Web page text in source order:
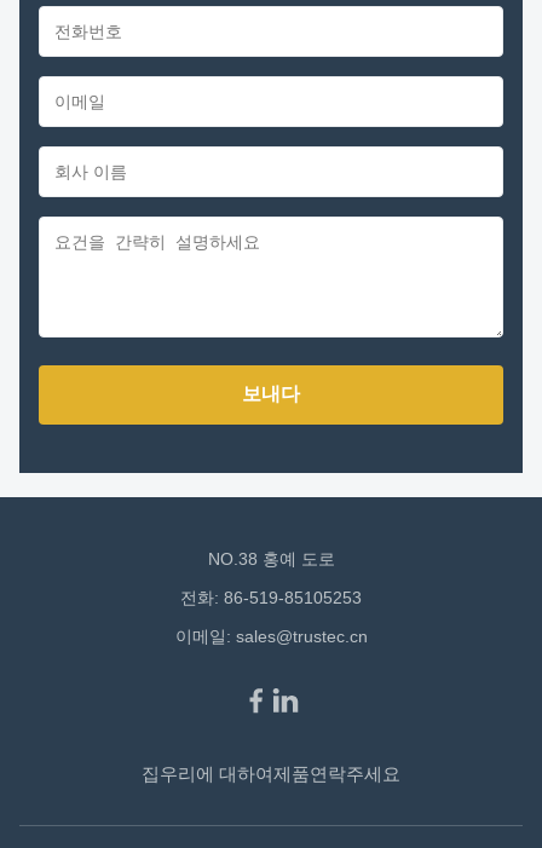
보내다
NO.38 홍예 도로
전화: 86-519-85105253
이메일: sales@trustec.cn
집우리에 대하여제품연락주세요